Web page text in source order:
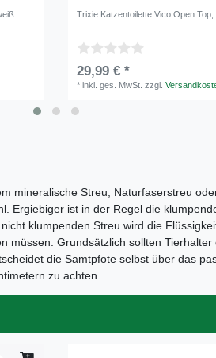
Trixie Katzentoilette Vico Open Top,
29,99 € *
*inkl. ges. MwSt. zzgl.
mineralische Streu, Naturfaserstreu
Ergiebiger ist in der Regel die
klumpenden Streu wird die
Grundsätzlich sollten
die Samtpfote selbst über das
zu achten.